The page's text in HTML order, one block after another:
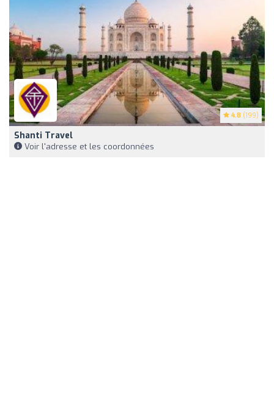
4.8 (199)
Shanti Travel
Voir l'adresse et les coordonnées